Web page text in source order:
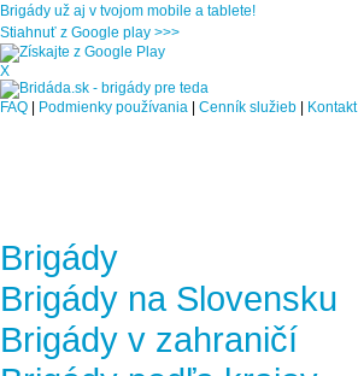
Brigády už aj v tvojom mobile a tablete!
Stiahnuť z Google play >>>
X
FAQ Podmienky používania Cenník služieb Kontakt
Brigády
Brigády na Slovensku
Brigády v zahraničí